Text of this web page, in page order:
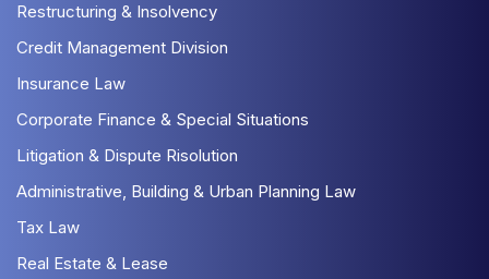
Restructuring & Insolvency
Credit Management Division
Insurance Law
Corporate Finance & Special Situations
Litigation & Dispute Risolution
Administrative, Building & Urban Planning Law
Tax Law
Real Estate & Lease